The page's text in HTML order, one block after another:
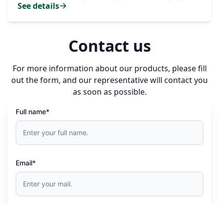
nguyên liệu đầu vào, đây còn là điểm mấu chốt ảnh
sinh và kiểm soát chất lượng, các phương pháp đo
được thay…
See details
Contact us
For more information about our products, please fill
out the form, and our representative will contact you
as soon as possible.
Full name*
Email*